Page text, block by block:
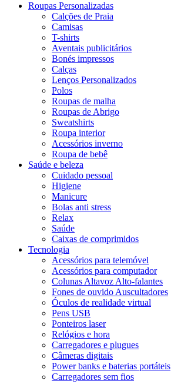
Roupas Personalizadas
Calções de Praia
Camisas
T-shirts
Aventais publicitários
Bonés impressos
Calças
Lenços Personalizados
Polos
Roupas de malha
Roupas de Abrigo
Sweatshirts
Roupa interior
Acessórios inverno
Roupa de bebê
Saúde e beleza
Cuidado pessoal
Higiene
Manicure
Bolas anti stress
Relax
Saúde
Caixas de comprimidos
Tecnologia
Acessórios para telemóvel
Acessórios para computador
Colunas Altavoz Alto-falantes
Fones de ouvido Auscultadores
Óculos de realidade virtual
Pens USB
Ponteiros laser
Relógios e hora
Carregadores e plugues
Câmeras digitais
Power banks e baterias portáteis
Carregadores sem fios